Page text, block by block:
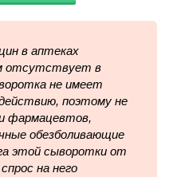
в аптеках
отсутствует в
не имеет
поэтому не
фармацевтов,
обезболивающие
этой сыворотки от
на него